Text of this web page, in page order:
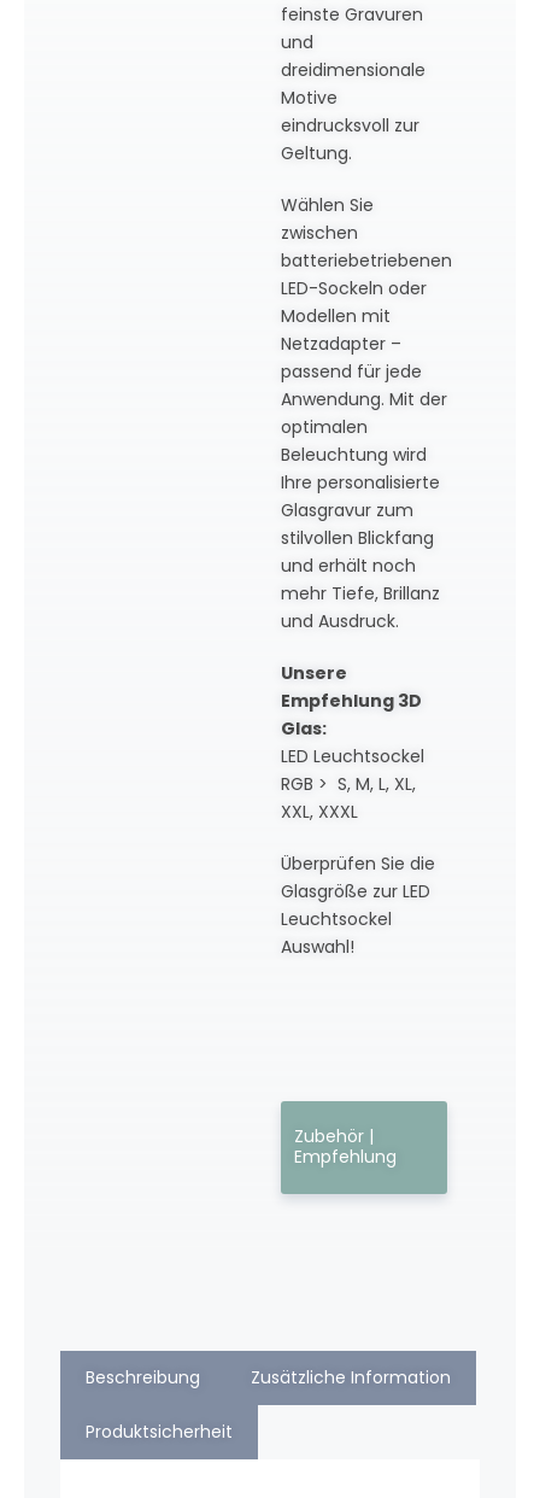
feinste Gravuren
und
dreidimensionale
Motive
eindrucksvoll zur
Geltung.
Wählen Sie
zwischen
batteriebetriebenen
LED-Sockeln oder
Modellen mit
Netzadapter –
passend für jede
Anwendung. Mit der
optimalen
Beleuchtung wird
Ihre personalisierte
Glasgravur zum
stilvollen Blickfang
und erhält noch
mehr Tiefe, Brillanz
und Ausdruck.
Unsere
Empfehlung 3D
Glas:
LED Leuchtsockel
RGB > S, M, L, XL,
XXL, XXXL
Überprüfen Sie die
Glasgröße zur LED
Leuchtsockel
Auswahl!
Zubehör |
Empfehlung
Beschreibung Zusätzliche Information
Produktsicherheit